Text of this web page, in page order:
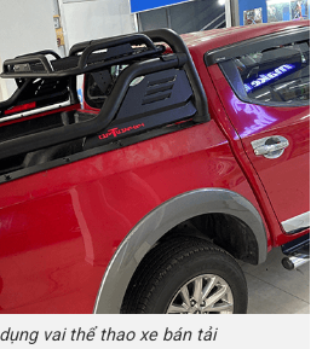
vai thể thao xe bán tải